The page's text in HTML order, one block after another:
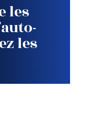
les
les